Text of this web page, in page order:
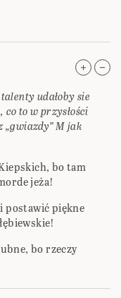
udałoby sie
to w przysłości
„gwiazdy” M jak
bo tam
jeża!
postawić piękne
bo rzeczy